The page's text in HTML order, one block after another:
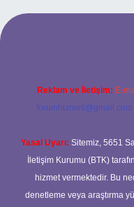
Reklam ve İletişim: E-
forumhizmeti@gmail.com
Yasal Uyarı: Sitemiz, 5651
İletişim Kurumu (BTK)
hizmet vermektedir. Bu
denetleme veya araştırma